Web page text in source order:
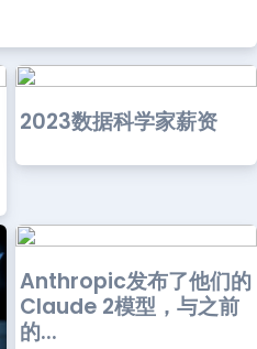
2023数据科学家薪资
Anthropic发布了他们的
Claude 2模型，与之前
的...